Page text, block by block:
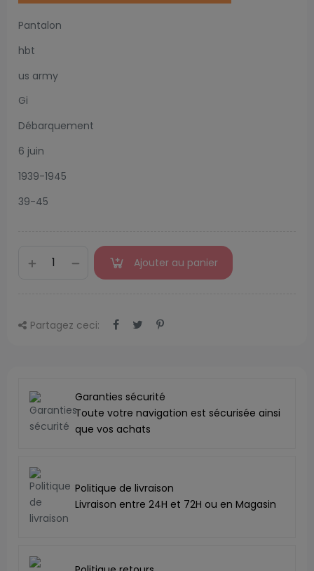
Pantalon
hbt
us army
Gi
Débarquement
6 juin
1939-1945
39-45
Ajouter au panier
Partagez ceci:
Garanties sécurité
Toute votre navigation est sécurisée ainsi
que vos achats
Politique de livraison
Livraison entre 24H et 72H ou en Magasin